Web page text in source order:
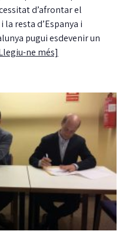
d’afrontar el
resta d’Espanya i
pugui esdevenir un
ne més]